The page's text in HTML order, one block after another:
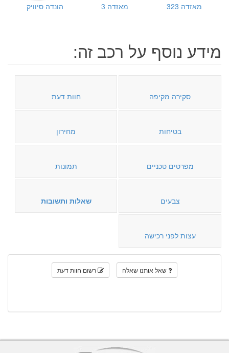
מאזדה 323 מאזדה 3 הונדה סיוויק
מידע נוסף על רכב זה:
סקירה מקיפה חוות דעת
בטיחות מחירון
מפרטים טכניים תמונות
צבעים שאלות ותשובות
עצות לפני רכישה
שאל אותנו שאלה רשום חוות דעת